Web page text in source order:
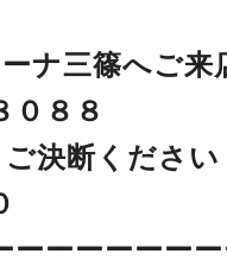
ーナ三篠へ
０８８
ご決断くだ
ーーーーー